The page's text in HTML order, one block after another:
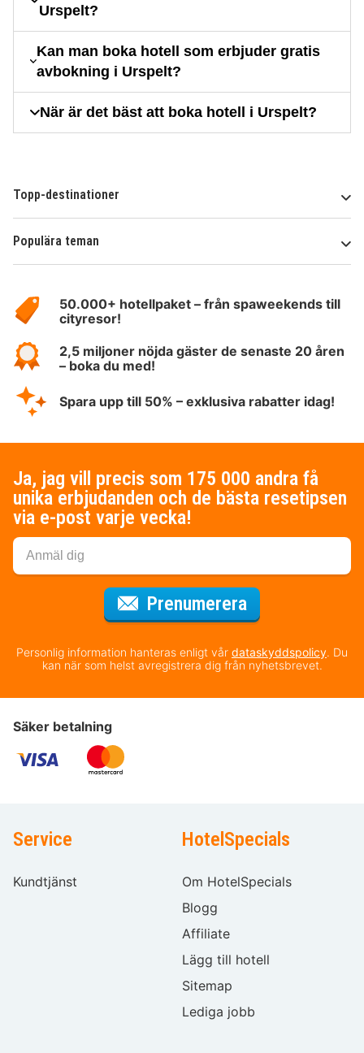
Urspelt?
Kan man boka hotell som erbjuder gratis
avbokning i Urspelt?
När är det bäst att boka hotell i Urspelt?
Topp-destinationer
Populära teman
HotelSpecials50.000+ hotellpaket – från spaweekends till
cityresor!
2,5 miljoner nöjda gäster de senaste 20 åren
– boka du med!
Spara upp till 50% – exklusiva rabatter idag!
Ja, jag vill precis som 175 000 andra få
unika erbjudanden och de bästa resetipsen
via e-post varje vecka!
Prenumerera
Personlig information hanteras enligt vår dataskyddspolicy. Du
kan när som helst avregistrera dig från nyhetsbrevet.
Säker betalning
Service
Kundtjänst
HotelSpecials
Om HotelSpecials
Blogg
Affiliate
Lägg till hotell
Sitemap
Lediga jobb